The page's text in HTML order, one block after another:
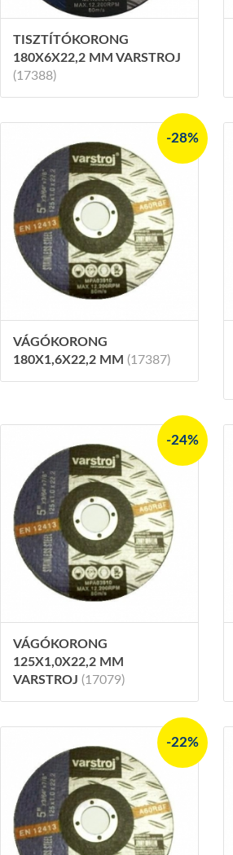
TISZTÍTÓKORONG
180X6X22,2 MM VARSTROJ
(17388)
-28%
VÁGÓKORONG
180X1,6X22,2 MM (17387)
-24%
VÁGÓKORONG
125X1,0X22,2 MM
VARSTROJ (17079)
-22%